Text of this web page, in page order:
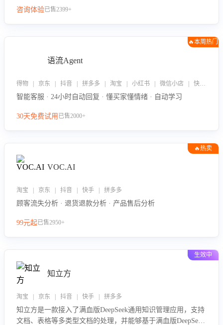
咨询体验已售2399+
🔥本周热门
语流Agent
得物 | 京东 | 抖音 | 拼多多 | 淘宝 | 小红书 | 微信小店 | 快手 | 唯品会
智能客服 · 24小时自动回复 · 懂买家懂情绪 · 自动学习
30天免费试用 已售2000+
🔥热卖
VOC.AI
淘宝 | 京东 | 抖音 | 快手 | 拼多多
顾客流失分析 · 退货退款分析 · 产品售后分析
99元起已售2950+
生效中
知立方
淘宝 | 京东 | 抖音 | 快手 | 拼多多
知立方是一款接入了满血版DeepSeek通用知识管理应用，支持
文档、表格等多类型文档的处理，并能够基于满血版DeepSeek